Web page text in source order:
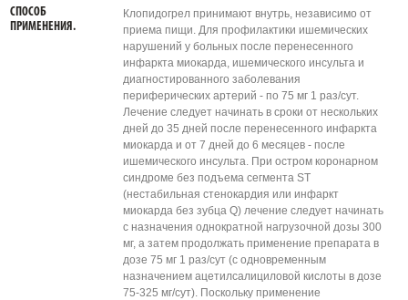
СПОСОБ
ПРИМЕНЕНИЯ.
Клопидогрел принимают внутрь, независимо от
приема пищи. Для профилактики ишемических
нарушений у больных после перенесенного
инфаркта миокарда, ишемического инсульта и
диагностированного заболевания
периферических артерий - по 75 мг 1 раз/сут.
Лечение следует начинать в сроки от нескольких
дней до 35 дней после перенесенного инфаркта
миокарда и от 7 дней до 6 месяцев - после
ишемического инсульта. При остром коронарном
синдроме без подъема сегмента ST
(нестабильная стенокардия или инфаркт
миокарда без зубца Q) лечение следует начинать
с назначения однократной нагрузочной дозы 300
мг, а затем продолжать применение препарата в
дозе 75 мг 1 раз/сут (с одновременным
назначением ацетилсалициловой кислоты в дозе
75-325 мг/сут). Поскольку применение